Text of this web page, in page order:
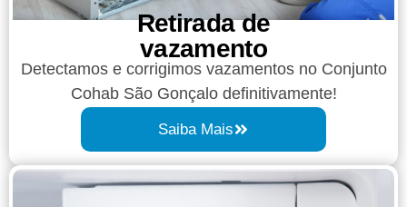
Retirada de
vazamento​​
Detectamos e corrigimos vazamentos no Conjunto
Cohab São Gonçalo definitivamente!
Saiba Mais